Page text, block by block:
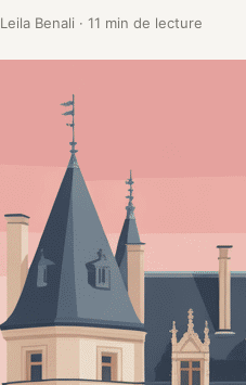
Leila Benali · 11 min de lecture